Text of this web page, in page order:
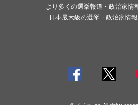
より多くの選挙報道・政治家情
日本最大級の選挙・政治家情